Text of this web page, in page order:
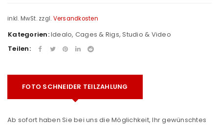
inkl. MwSt. zzgl. Versandkosten
Kategorien:Idealo, Cages & Rigs,Studio & Video
Teilen:
FOTO SCHNEIDER TEILZAHLUNG
Ab sofort haben Sie bei uns die Möglichkeit, Ihr gewünschtes